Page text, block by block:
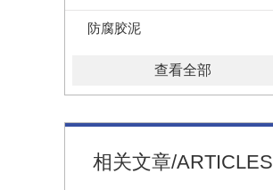
防腐胶泥
查看全部
相关文章/ARTICLES